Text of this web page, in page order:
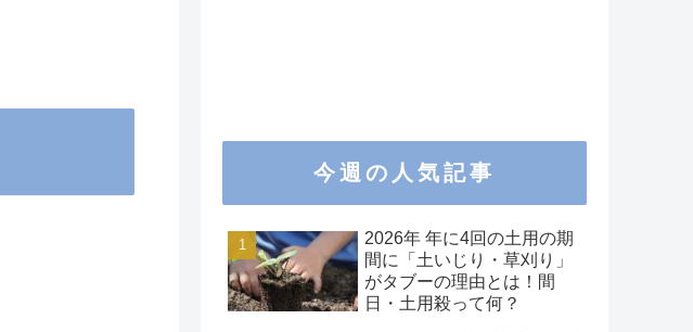
今週の人気記事
2026年 年に4回の土用の期
間に「土いじり・草刈り」
がタブーの理由とは！間
日・土用殺って何？